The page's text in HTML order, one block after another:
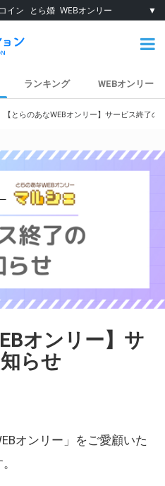
イン とら婚 WEBオンリー ▼
ランキング WEBオンリー
【とらのあなWEBオンリー】サービス終了の
オンリー】サ
らせ
オンリー」をご愛顧いた